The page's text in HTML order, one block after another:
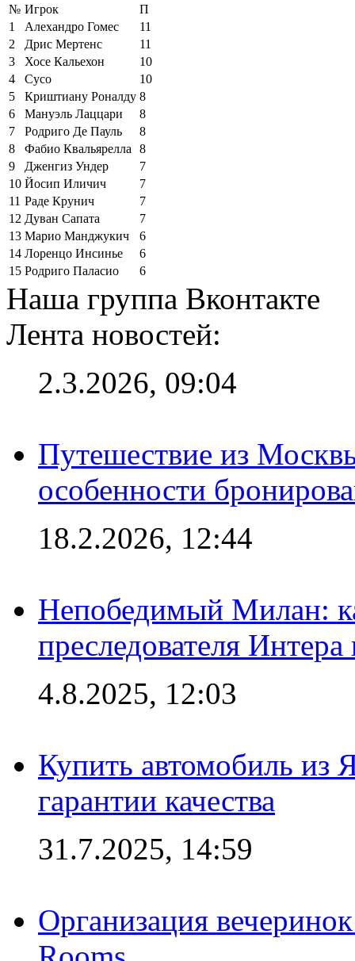
№ Игрок
П
1
Алехандро Гомес
11
2
Дрис Мертенс
11
3
Хосе Кальехон
10
4
Сусо
10
5
Криштиану Роналду 8
6
Мануэль Лаццари
8
7
Родриго Де Пауль
8
8
Фабио Квальярелла
8
9
Дженгиз Ундер
7
10 Йосип Иличич
7
11 Раде Крунич
7
12 Дуван Сапата
7
13 Марио Манджукич
6
14 Лоренцо Инсинье
6
15 Родриго Паласио 6
Наша группа Вконтакте
Лента новостей:
2.3.2026, 09:04
Путешествие из
особенности
18.2.2026, 12:44
Непобедимый Милан:
преследователя
4.8.2025, 12:03
Купить автомобиль из
гарантии качества
31.7.2025, 14:59
Организация